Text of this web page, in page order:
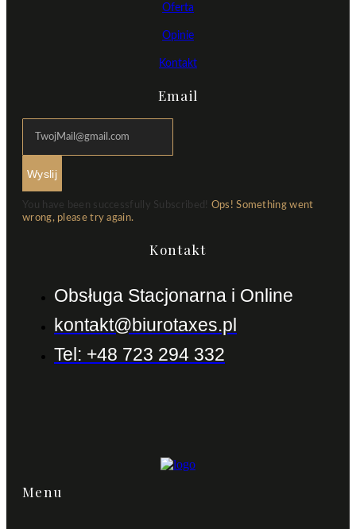
Oferta
Opinie
Kontakt
Email
Wyslij
You have been successfully Subscribed!
Ops! Something went
wrong, please try again.
Kontakt
Obsługa Stacjonarna i Online
kontakt@biurotaxes.pl
Tel: +48 723 294 332
Menu